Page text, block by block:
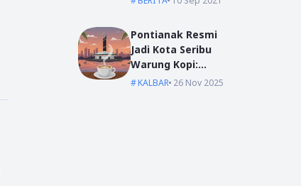
Pontianak Resmi
Jadi Kota Seribu
Warung Kopi:
Jantung Komunikasi
KALBAR 26 Nov 2025